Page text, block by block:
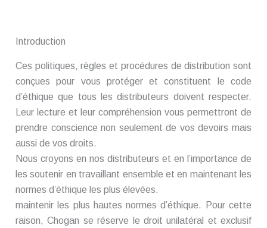
Introduction
Ces politiques, règles et procédures de distribution sont
conçues pour vous protéger et constituent le code
d’éthique que tous les distributeurs doivent respecter.
Leur lecture et leur compréhension vous permettront de
prendre conscience non seulement de vos devoirs mais
aussi de vos droits.
Nous croyons en nos distributeurs et en l’importance de
les soutenir en travaillant ensemble et en maintenant les
normes d’éthique les plus élevées.
maintenir les plus hautes normes d’éthique. Pour cette
raison, Chogan se réserve le droit unilatéral et exclusif